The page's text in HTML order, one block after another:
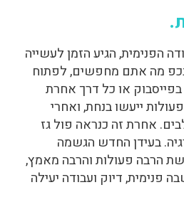
הפנימית, הגיע הזמן לעשייה
מה אתם מחפשים, לפתוח
או כל דרך אחרת
ייעשו בנחת, ואחרי
אחרת זה כנראה פול גז
בעידן החדש הגשמה
הרבה פעולות והרבה מאמץ,
פנימית, דיוק ועבודה יעילה